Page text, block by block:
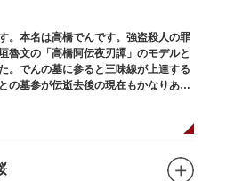
。本名は高橋でんです。強盗殺人の罪
魯文の「高橋阿伝夜刃譚」のモデルと
。でんの墓に参ると三味線が上達する
の墓参が伝逝去後の現在もかなりある